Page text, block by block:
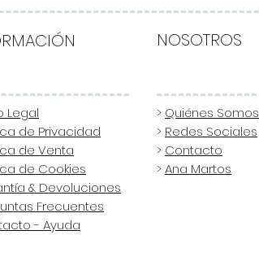
Legal
de Privacidad
de Venta
de Cookies
& Devoluciones
Frecuentes
- Ayuda
NOSOTROS
> Quiénes Somos
> Redes Sociales
> Contacto
>Ana Martos